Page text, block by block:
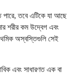
পারে, তবে এটিকে যা আছে
শরীর কম উদ্বেগ এবং
অস্বস্তিগুলি সেই
এবং সাধারণত এক বা